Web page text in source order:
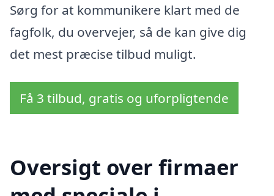
Sørg for at kommunikere klart med de
fagfolk, du overvejer, så de kan give dig
det mest præcise tilbud muligt.
Få 3 tilbud, gratis og uforpligtende
Oversigt over firmaer